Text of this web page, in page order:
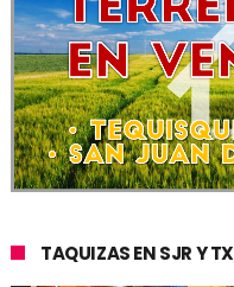
TAQUIZAS EN SJR Y TX